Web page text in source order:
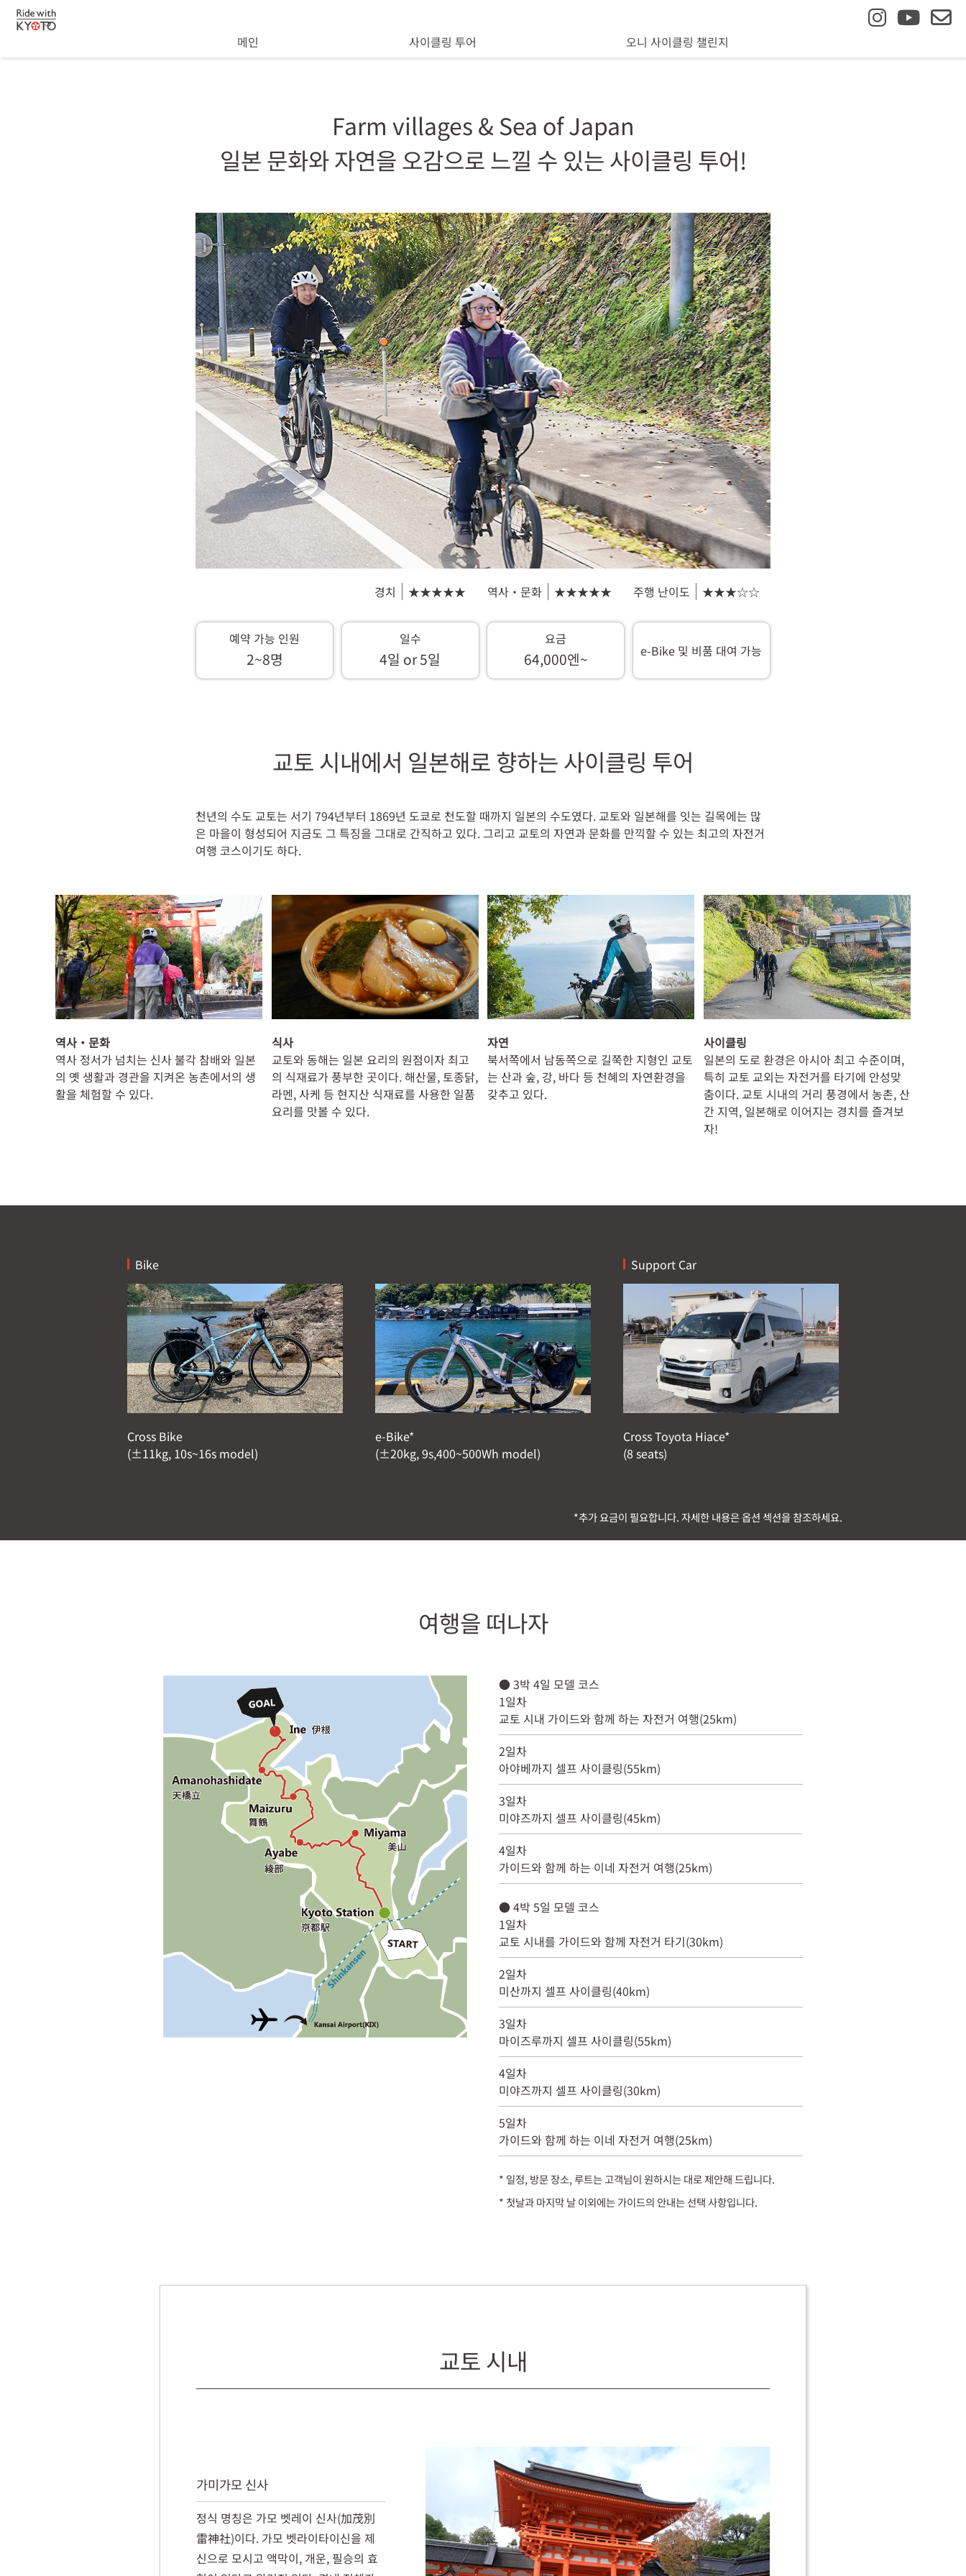
메인 사이클링 투어 오니 사이클링 챌린지
Farm villages & Sea of Japan
일본 문화와 자연을 오감으로 느낄 수 있는 사이클링 투어!
경치 ★★★★★ 역사・문화 ★★★★★ 주행 난이도 ★★★☆☆
예약 가능 인원
2~8명
일수
4일 or 5일
요금
64,000엔~ e-Bike 및 비품 대여 가능
교토 시내에서 일본해로 향하는 사이클링 투어
천년의 수도 교토는 서기 794년부터 1869년 도쿄로 천도할 때까지 일본의 수도였다. 교토와 일본해를 잇는 길목에는 많
은 마을이 형성되어 지금도 그 특징을 그대로 간직하고 있다. 그리고 교토의 자연과 문화를 만끽할 수 있는 최고의 자전거
여행 코스이기도 하다.
역사・문화
역사 정서가 넘치는 신사 불각 참배와 일본
의 옛 생활과 경관을 지켜온 농촌에서의 생
활을 체험할 수 있다.
식사
교토와 동해는 일본 요리의 원점이자 최고
의 식재료가 풍부한 곳이다. 해산물, 토종닭,
라멘, 사케 등 현지산 식재료를 사용한 일품
요리를 맛볼 수 있다.
자연
북서쪽에서 남동쪽으로 길쭉한 지형인 교토
는 산과 숲, 강, 바다 등 천혜의 자연환경을
갖추고 있다.
사이클링
일본의 도로 환경은 아시아 최고 수준이며,
특히 교토 교외는 자전거를 타기에 안성맞
춤이다. 교토 시내의 거리 풍경에서 농촌, 산
간 지역, 일본해로 이어지는 경치를 즐겨보
자!
Bike
Cross Bike
(±11kg, 10s~16s model)
e-Bike*
(±20kg, 9s,400~500Wh model)
Support Car
Cross Toyota Hiace*
(8 seats)
*추가 요금이 필요합니다. 자세한 내용은 옵션 섹션을 참조하세요.
여행을 떠나자
● 3박 4일 모델 코스
1일차
교토 시내 가이드와 함께 하는 자전거 여행(25km)
2일차
아야베까지 셀프 사이클링(55km)
3일차
미야즈까지 셀프 사이클링(45km)
4일차
가이드와 함께 하는 이네 자전거 여행(25km)
● 4박 5일 모델 코스
1일차
교토 시내를 가이드와 함께 자전거 타기(30km)
2일차
미산까지 셀프 사이클링(40km)
3일차
마이즈루까지 셀프 사이클링(55km)
4일차
미야즈까지 셀프 사이클링(30km)
5일차
가이드와 함께 하는 이네 자전거 여행(25km)
* 일정, 방문 장소, 루트는 고객님이 원하시는 대로 제안해 드립니다.
* 첫날과 마지막 날 이외에는 가이드의 안내는 선택 사항입니다.
교토 시내
가미가모 신사
정식 명칭은 가모 벳레이 신사(加茂別
雷神社)이다. 가모 벳라이타이신을 제
신으로 모시고 액막이, 개운, 필승의 효